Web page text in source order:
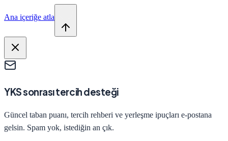
Ana içeriğe atla
YKS sonrası tercih desteği
Güncel taban puanı, tercih rehberi ve yerleşme ipuçları e-postana
gelsin. Spam yok, istediğin an çık.